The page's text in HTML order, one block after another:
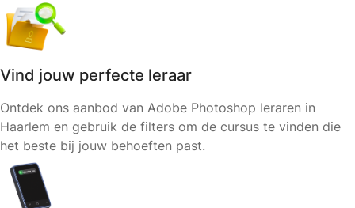
Vind jouw perfecte leraar
Ontdek ons aanbod van Adobe Photoshop leraren in
Haarlem en gebruik de filters om de cursus te vinden die
het beste bij jouw behoeften past.